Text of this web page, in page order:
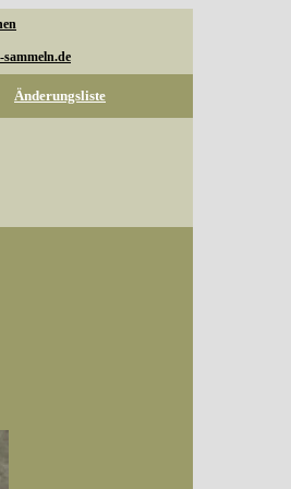
Änderungsliste